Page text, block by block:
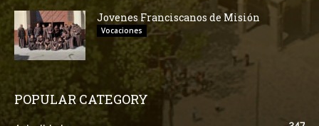
Jovenes Franciscanos de Misión
Vocaciones
POPULAR CATEGORY